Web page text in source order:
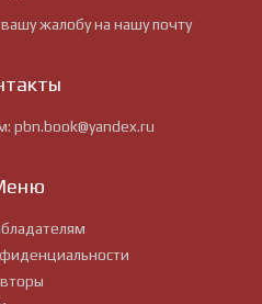
жалобу на нашу почту
pbn.book@yandex.ru